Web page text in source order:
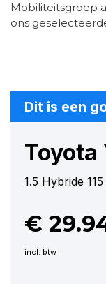
Mobiliteitsgroep
ons
Dit is een
Toyota
1.5 Hybride
€
incl. btw